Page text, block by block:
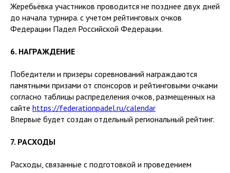
Жеребьёвка участников проводится не позднее двух дней
до начала турнира. с учетом рейтинговых очков
Федерации Падел Российской Федерации.
6. НАГРАЖДЕНИЕ
Победители и призеры соревнований награждаются
памятными призами от спонсоров и рейтинговыми очками
согласно таблицы распределения очков, размещенных на
сайте https://federationpadel.ru/calendar
Впервые будет создан отдельный региональный рейтинг.
7. РАСХОДЫ
Расходы, связанные с подготовкой и проведением